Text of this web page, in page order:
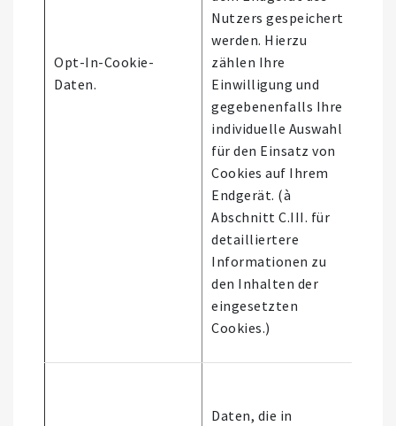
Opt-In-Cookie-
Daten.
Nutzers gespeichert
werden. Hierzu
zählen Ihre
Einwilligung und
gegebenenfalls Ihre
individuelle Auswahl
für den Einsatz von
Cookies auf Ihrem
Endgerät. (à
Abschnitt C.III. für
detailliertere
Informationen zu
den Inhalten der
eingesetzten
Cookies.)
Daten, die in